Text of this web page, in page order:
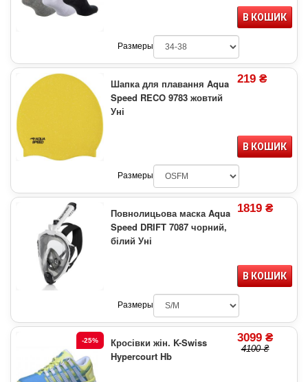
В КОШИК
Размеры
Шапка для плавання Aqua
Speed RECO 9783 жовтий
Уні
219 ₴
В КОШИК
Размеры
Повнолицьова маска Aqua
Speed DRIFT 7087 чорний,
білий Уні
1819 ₴
В КОШИК
Размеры
-25%
Кросівки жін. K-Swiss
Hypercourt Hb
3099 ₴
4100 ₴